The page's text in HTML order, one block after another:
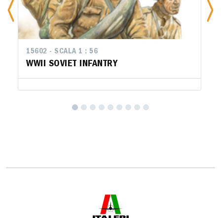
15602 - SCALA 1 : 56
WWII SOVIET INFANTRY